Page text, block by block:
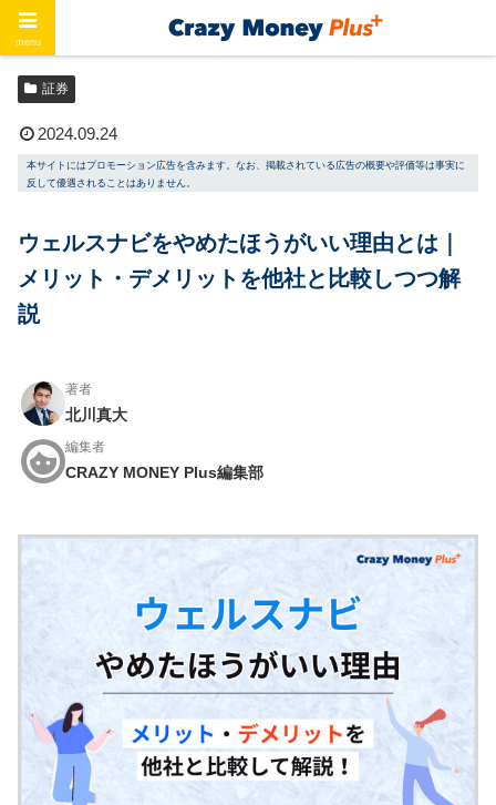
証券
2024.09.24
本サイトにはプロモーション広告を含みます。なお、掲載されている広告の概要や評価等は事実に
反して優遇されることはありません。
ウェルスナビをやめたほうがいい理由とは｜
メリット・デメリットを他社と比較しつつ解
説
著者
北川真大
編集者
CRAZY MONEY Plus編集部
menu